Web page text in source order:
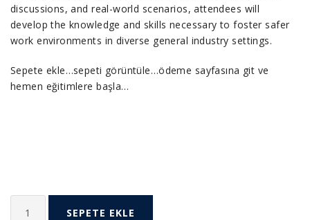
discussions, and real-world scenarios, attendees will
develop the knowledge and skills necessary to foster safer
work environments in diverse general industry settings.
Sepete ekle…sepeti görüntüle…ödeme sayfasına git ve
hemen eğitimlere başla…
SEPETE EKLE